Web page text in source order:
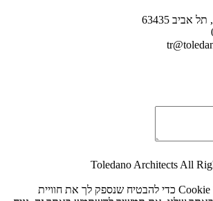
אנו משתמשים בקובצי Cookie כדי להבטיח שנספק לך את חוויית